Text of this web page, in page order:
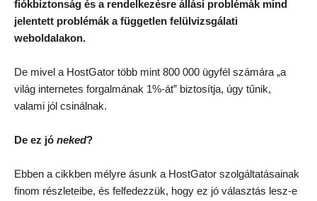
fiókbiztonság és a rendelkezésre állási problémák mind
jelentett problémák a független felülvizsgálati
weboldalakon.
De mivel a HostGator több mint 800 000 ügyfél számára „a
világ internetes forgalmának 1%-át” biztosítja, úgy tűnik,
valami jól csinálnak.
De ez jó neked?
Ebben a cikkben mélyre ásunk a HostGator szolgáltatásainak
finom részleteibe, és felfedezzük, hogy ez jó választás lesz-e